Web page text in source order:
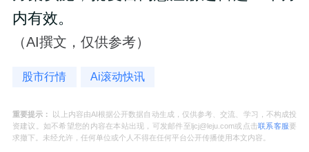
内有效。
（AI撰文，仅供参考）
股市行情 Ai滚动快讯
重要提示：
以上内容由AI根据公开数据自动生成，仅供参考、交流、学习，不构成投
资建议。如不希望您的内容在本站出现，可发邮件至ljcj@leju.com或点击联系客服要
求撤下。未经允许，任何单位或个人不得在任何平台公开传播使用本文内容。